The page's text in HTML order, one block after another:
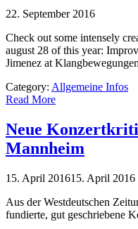
22. September 2016
Check out some intensely
august 28 of this year:
Jimenez at
Category: Allgemeine Infos
Read More
Neue
Mannheim
15. April 201615. April 2016
Aus der Westdeutschen
fundierte, gut geschriebene